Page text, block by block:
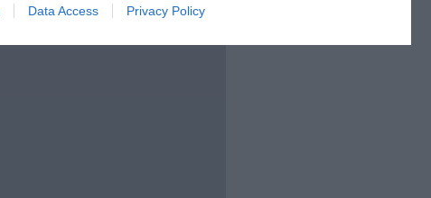
Data Access Privacy Policy